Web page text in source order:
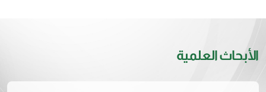
الأبحاث العلمية